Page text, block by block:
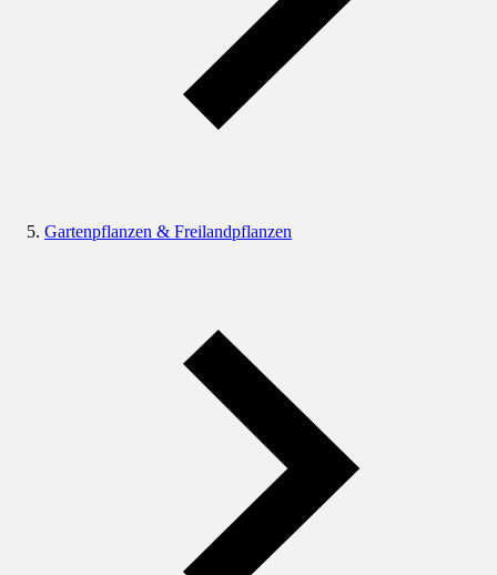
Gartenpflanzen & Freilandpflanzen